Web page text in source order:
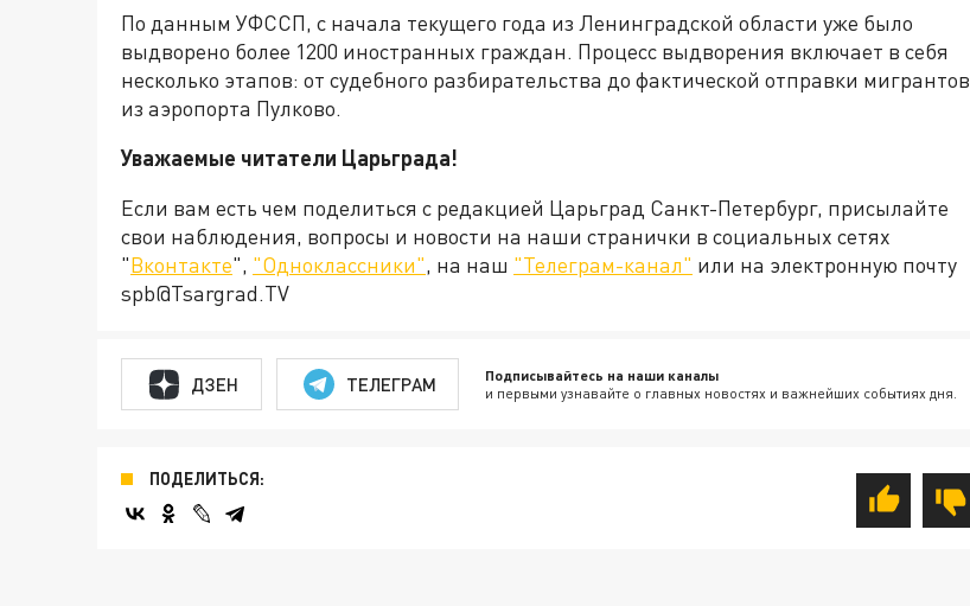
По данным УФССП, с начала текущего года из Ленинградской области уже было
выдворено более 1200 иностранных граждан. Процесс выдворения включает в себя
несколько этапов: от судебного разбирательства до фактической отправки мигрантов
из аэропорта Пулково.
Уважаемые читатели Царьграда!
Если вам есть чем поделиться с редакцией Царьград Санкт-Петербург, присылайте
свои наблюдения, вопросы и новости на наши странички в социальных сетях
"Вконтакте", "Одноклассники", на наш "Телеграм-канал" или на электронную почту
spb@Tsargrad.TV
ДЗЕН ТЕЛЕГРАМ Подписывайтесь на наши каналы
и первыми узнавайте о главных новостях и важнейших событиях дня.
ПОДЕЛИТЬСЯ: